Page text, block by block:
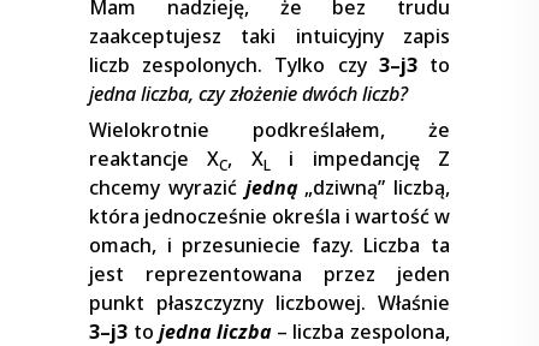
Mam nadzieję, że bez trudu
zaakceptujesz taki intuicyjny zapis
liczb zespolonych. Tylko czy 3–j3to
jedna liczba, czy złożenie dwóch liczb?
Wielokrotnie podkreślałem, że
reaktancje XC, XL
i impedancję Z
chcemy wyrazić jedną„dziwną” liczbą,
która jednocześnie określa i wartość w
omach, i przesuniecie fazy. Liczba ta
jest reprezentowana przez jeden
punkt płaszczyzny liczbowej. Właśnie
3–j3 tojedna liczba– liczba zespolona,